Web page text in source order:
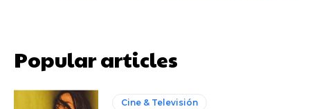
Popular articles
Cine & Televisión